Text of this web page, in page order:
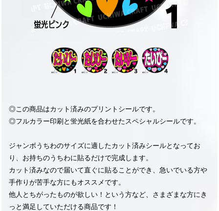
◎この商品はカット済みのプリントシールです。
◎フルカラー印刷と蛍光紙を合わせたスペシャルシールです。
ジャンボうちわのサイズに適したカット済みシールとなってお
り、お持ちのうちわに貼るだけで完成します。
カット済みなので届いて直ぐに貼ることができ、急いでいる方や
手作りが苦手な方にもオススメです。
他人とちがったものが欲しい！という方など、さまざまな方にき
っと満足していただける商品です！